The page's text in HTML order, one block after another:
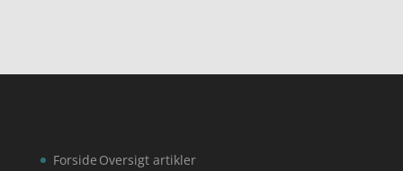
Forside Oversigt artikler